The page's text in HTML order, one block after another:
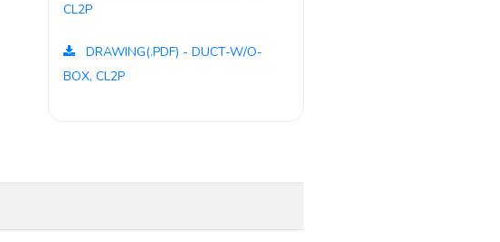
CL2P
DRAWING(.PDF) - DUCT-W/O-
BOX, CL2P